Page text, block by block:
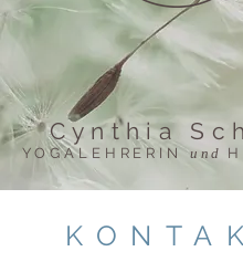
Cynthia
YOGALEHRERIN und